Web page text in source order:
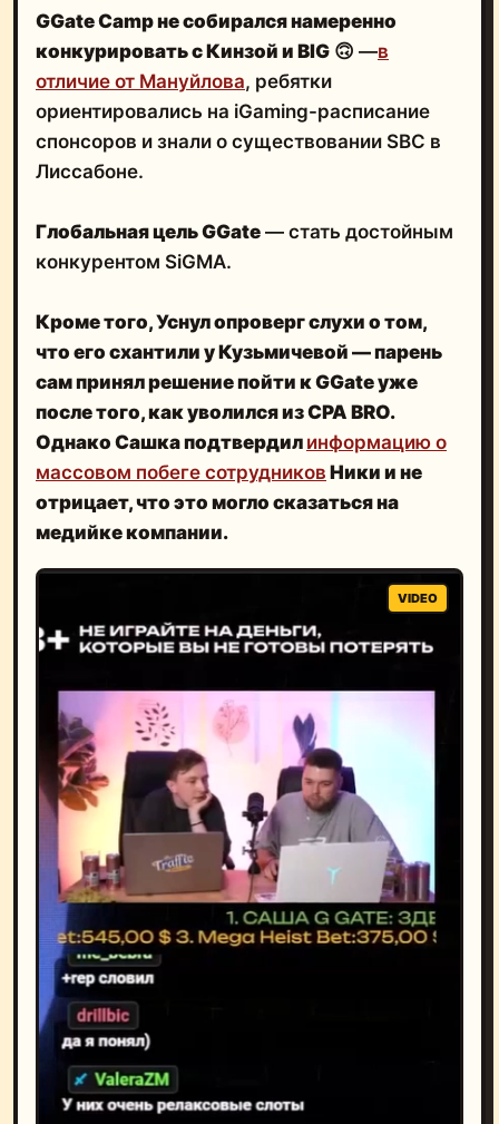
GGate Camp не собирался намеренно
конкурировать с Кинзой и BIG 🙃 —в
отличие от Мануйлова, ребятки
ориентировались на iGaming-расписание
спонсоров и знали о существовании SBC в
Лиссабоне.
Глобальная цель GGate — стать достойным
конкурентом SiGMA.
Кроме того,Уснул опроверг слухи о том,
что его схантили у Кузьмичевой — парень
сам принял решение пойти к GGate уже
после того, как уволился из CPA BRO.
Однако Сашка подтвердил информацию о
массовом побеге сотрудников Ники и не
отрицает, что это могло сказаться на
медийке компании.